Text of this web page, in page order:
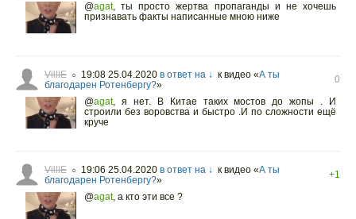
@agat, ты просто жертва пропаганды и не хочешь
признавать факты написанные мною ниже
VilliE ○ 19:08 25.04.2020 в ответ на ↓ к видео «А ты
благодарен Ротенбергу?»
0
@agat, я нет. В Китае таких мостов до жопы . И
строили без воровства и быстро .И по сложности ещё
круче
VilliE ○ 19:06 25.04.2020 в ответ на ↓ к видео «А ты
благодарен Ротенбергу?»
+1
@agat, а кто эти все ?